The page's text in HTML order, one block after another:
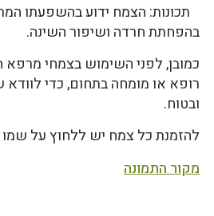
תכונות: הצמח ידוע בהשפעתו
בהפחתת חרדה ושיפור השינה.
כמובן, לפני השימוש בצמחי
רופא או מומחה בתחום, כדי
ובטוח.
להזמנת כל צמח יש ללחוץ על שמו
מקור התמונה